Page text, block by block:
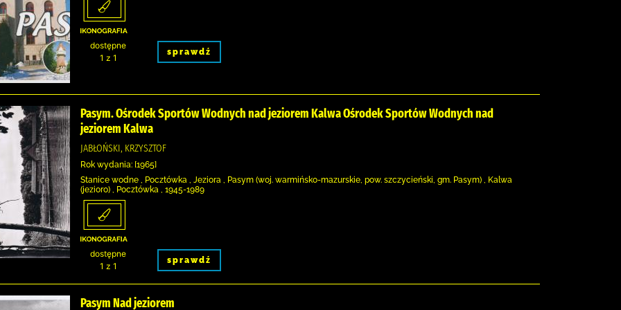
dostępne
1 z 1
sprawdź
Pasym. Ośrodek Sportów Wodnych nad jeziorem Kalwa Ośrodek Sportów Wodnych nad
jeziorem Kalwa
JABŁOŃSKI, KRZYSZTOF
Rok wydania: [1965]
Stanice wodne , Pocztówka , Jeziora , Pasym (woj. warmińsko-mazurskie, pow. szczycieński, gm. Pasym) , Kalwa
(jezioro) , Pocztówka , 1945-1989
dostępne
1 z 1
sprawdź
Pasym Nad jeziorem